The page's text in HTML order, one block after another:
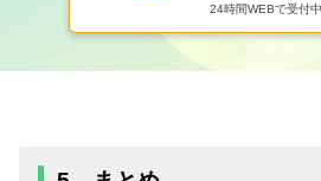
24時間WEBで受付中